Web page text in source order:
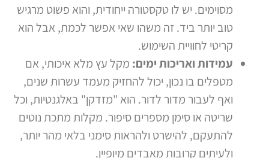
מסוימים. יש לו טקסטורה ייחודית, והוא פשוט מרגיש
טוב יותר ביד. זה משהו שאי אפשר לכמת, אבל הוא
קריטי לחוויית השימוש.
עמידות ואריכות ימים:מקל עץ מלא איכותי, אם
מטפלים בו נכון, יכול להחזיק מעמד עשרות שנים,
ואף לעבור מדור לדור. הוא "מזדקן" באלגנטיות, וכל
שריטה או סימן מספרים סיפור. מקלות מתכת נוטים
להתעקם, להישרט ולהראות סימני בלאי מהר יותר,
ולעיתים קרובות מאבדים מיופיין.